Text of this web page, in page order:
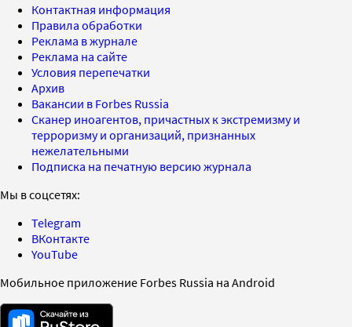
Контактная информация
Правила обработки
Реклама в журнале
Реклама на сайте
Условия перепечатки
Архив
Вакансии в Forbes Russia
Сканер иноагентов, причастных к экстремизму и
терроризму и организаций, признанных
нежелательными
Подписка на печатную версию журнала
Мы в соцсетях:
Telegram
ВКонтакте
YouTube
Мобильное приложение Forbes Russia на Android